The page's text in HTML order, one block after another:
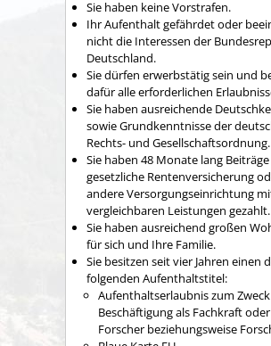
Sie haben keine Vorstrafen.
Ihr Aufenthalt gefährdet oder
nicht die Interessen der
Deutschland.
Sie dürfen erwerbstätig sein und
dafür alle erforderlichen
Sie haben ausreichende
sowie Grundkenntnisse der
Rechts- und Gesellschaftsordnung.
Sie haben 48 Monate lang
gesetzliche Rentenversicherung
andere Versorgungseinrichtung
vergleichbaren Leistungen gezahlt.
Sie haben ausreichend großen
für sich und Ihre Familie.
Sie besitzen seit vier Jahren einen
folgenden Aufenthaltstitel:
Aufenthaltserlaubnis zum
Beschäftigung als Fachkraft
Forscher beziehungsweise